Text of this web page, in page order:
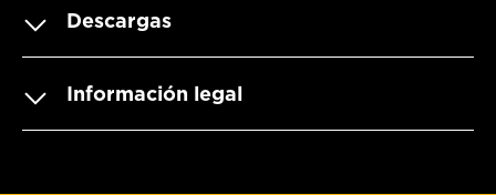
Descargas
Información legal